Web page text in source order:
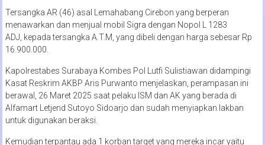
Tersangka AR (46) asal Lemahabang Cirebon yang berperan
menawarkan dan menjual mobil Sigra dengan Nopol L 1283
ADJ, kepada tersangka A.T.M, yang dibeli dengan harga sebesar Rp
16.900.000.
Kapolrestabes Surabaya Kombes Pol Lutfi Sulistiawan didampingi
Kasat Reskrim AKBP Aris Purwanto menjelaskan, perampasan ini
berawal, 26 Maret 2025 saat pelaku ISM dan AK yang berada di
Alfamart Letjend Sutoyo Sidoarjo dan sudah menyiapkan lakban
untuk digunakan beraksi.
Kemudian terpantau ada 1 korban target yang mereka incar yaitu